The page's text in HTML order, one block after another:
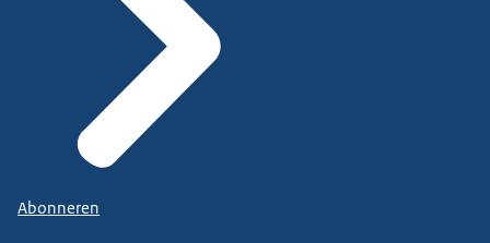
Abonneren